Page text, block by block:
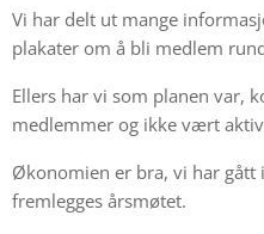
Vi har delt ut mange
plakater om å bli medlem
Ellers har vi som planen var,
medlemmer og ikke vært
Økonomien er bra, vi har gått
fremlegges årsmøtet.